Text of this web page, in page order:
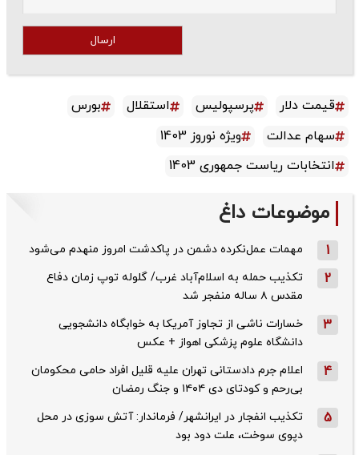
ارسال
قیمت دلار پرسپولیس استقلال
بورس
سهام عدالت
ویژه نوروز 1403
انتخابات ریاست جمهوری 1403
موضوعات داغ
1 مهمات عمل‌نکرده دشمن در پاکدشت امروز منهدم می‌شود
2
تکذیب حمله به اسلام‌آباد غرب/ گلوله توپ زمان دفاع
مقدس ۸ ساله منفجر شد
3
خسارات ناشی از تجاوز آمریکا به خوابگاه دانشجویی
دانشگاه علوم پزشکی اهواز + عکس
4
اعلام جرم دادستانی تهران علیه قلیل افراد حامی محکومان
بی‌رحم و کودتای دی‌ ۱۴۰۴ و جنگ رمضان
5
تکذیب ‌انفجار در ایرانشهر/ فرماندار: آتش سوزی در محل
دپوی سوخت، علت دود بود